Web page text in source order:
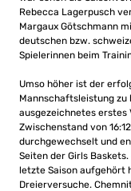
Rebecca Lagerpusch
Margaux Götschmann
deutschen bzw.
Spielerinnen beim
Umso höher ist der
Mannschaftsleistung zu
ausgezeichnetes erstes
Zwischenstand von
durchgewechselt und
Seiten der Girls
letzte Saison aufgehört
Dreierversuche.